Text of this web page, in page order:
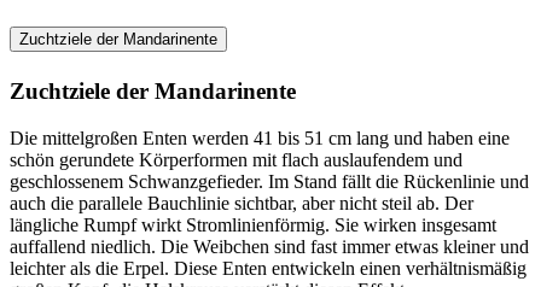
Zuchtziele der Mandarinente
Zuchtziele der Mandarinente
Die mittelgroßen Enten werden 41 bis 51 cm lang und haben eine
schön gerundete Körperformen mit flach auslaufendem und
geschlossenem Schwanzgefieder. Im Stand fällt die Rückenlinie und
auch die parallele Bauchlinie sichtbar, aber nicht steil ab. Der
längliche Rumpf wirkt Stromlinienförmig. Sie wirken insgesamt
auffallend niedlich. Die Weibchen sind fast immer etwas kleiner und
leichter als die Erpel. Diese Enten entwickeln einen verhältnismäßig